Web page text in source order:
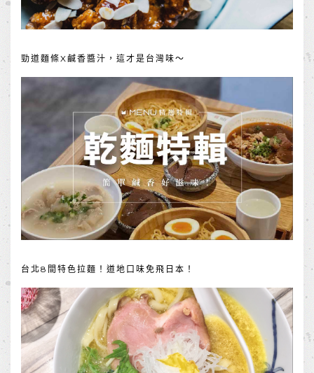
勁道麵條X鹹香醬汁，這才是台灣味～
台北8間特色拉麵！道地口味免飛日本！